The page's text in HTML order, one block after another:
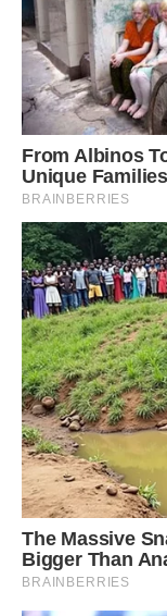
Сподобалася
Facebook!